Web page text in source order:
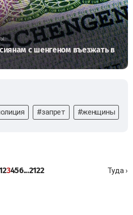
с шенгеном въезжать в
#запрет #женщины
23456...2122 Туда ›